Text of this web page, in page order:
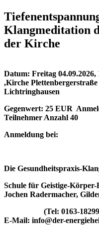
Klangmeditation
der Kirche
Datum: Freitag
,Kirche
Lichtringhausen
Gegenwert: 25 EUR
Teilnehmer Anzahl 40
Anmeldung bei:
Die Gesundheitspraxis-
Schule für Geistige-
Jochen Radermacher,
(Tel: 0163-
E-Mail: info@der-
Internet: